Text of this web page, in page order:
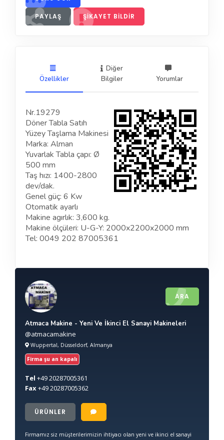
PAYLAŞ ŞIKAYET BILDIR
Özellikler
Diğer
Bilgiler
Yorumlar
Nr.19279
Döner Tabla Satıh
Yüzey Taşlama Makinesi
Marka: Alman
Yuvarlak Tabla çapı: Ø
500 mm
Taş hızı: 1400-2800
dev/dak.
Genel güç: 6 Kw
Otomatik ayarlı
Makine agırlık: 3,600 kg.
Makine ölçüleri: U-G-Y: 2000x2200x2000 mm
Tel: 0049 202 87005361
ARA
Atmaca Makine - Yeni Ve İkinci El Sanayi Makineleri
@atmacamakine
Wuppertal, Düsseldorf, Almanya
Firma şu an kapalı
Tel +4920287005361
Fax+4920287005362
ÜRÜNLER
Firmamız siz müşterilerimizin ihtiyacı olan yeni ve ikinci el sanayi